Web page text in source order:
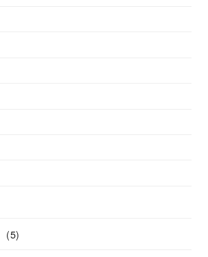
(5)